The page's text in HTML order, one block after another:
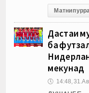
Матни
Дастаи
ба
мекунад
🕔 14:48,